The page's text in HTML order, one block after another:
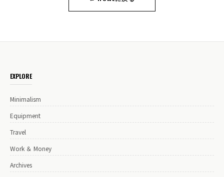
EXPLORE
Minimalism
Equipment
Travel
Work ＆ Money
Archives